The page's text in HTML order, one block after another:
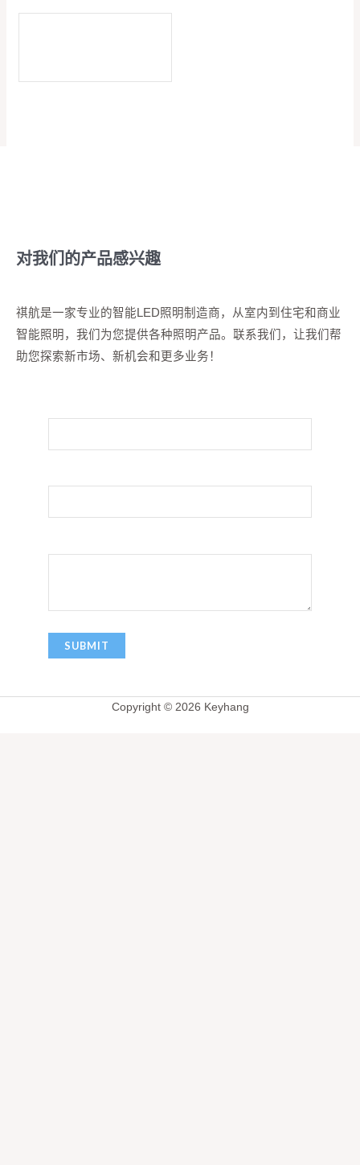
对我们的产品感兴趣
祺航是一家专业的智能LED照明制造商，从室内到住宅和商业
智能照明，我们为您提供各种照明产品。联系我们，让我们帮
助您探索新市场、新机会和更多业务！
Copyright © 2026 Keyhang